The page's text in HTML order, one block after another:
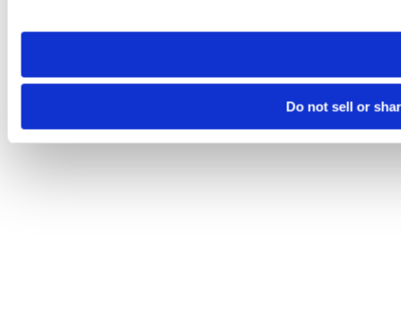
need to be set again.
Do not sell or